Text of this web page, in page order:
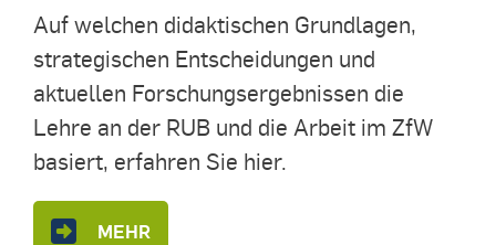
Auf welchen didaktischen Grundlagen,
strategischen Entscheidungen und
aktuellen Forschungsergebnissen die
Lehre an der RUB und die Arbeit im ZfW
basiert, erfahren Sie hier.
MEHR